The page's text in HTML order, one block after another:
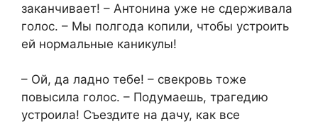
заканчивает! – Антонина уже не сдерживала
голос. – Мы полгода копили, чтобы устроить
ей нормальные каникулы!
– Ой, да ладно тебе! – свекровь тоже
повысила голос. – Подумаешь, трагедию
устроила! Съездите на дачу, как все